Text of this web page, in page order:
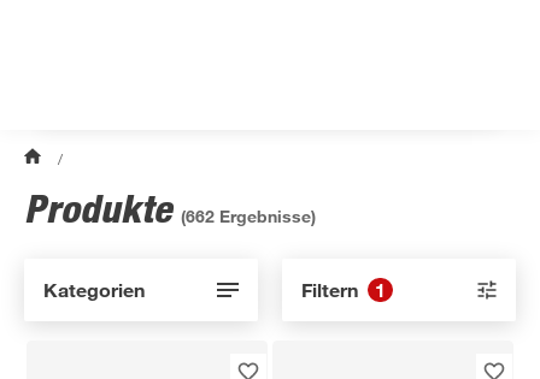
/
Produkte (662 Ergebnisse)
Kategorien Filtern 1